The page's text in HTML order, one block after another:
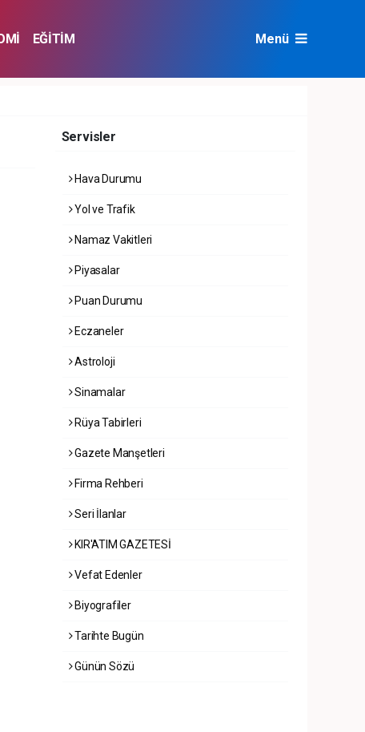
EĞİTİM
Menü
Servisler
Hava Durumu
Yol ve Trafik
Namaz Vakitleri
Piyasalar
Puan Durumu
Eczaneler
Astroloji
Sinamalar
Rüya Tabirleri
Gazete Manşetleri
Firma Rehberi
Seri İlanlar
KIR'ATIM GAZETESİ
Vefat Edenler
Biyografiler
Tarihte Bugün
Günün Sözü